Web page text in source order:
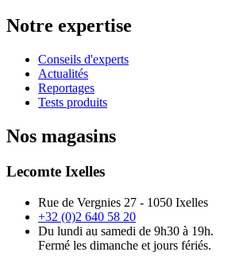
Notre expertise
Conseils d'experts
Actualités
Reportages
Tests produits
Nos magasins
Lecomte Ixelles
Rue de Vergnies 27 - 1050 Ixelles
+32 (0)2 640 58 20
Du lundi au samedi de 9h30 à 19h.
Fermé les dimanche et jours fériés.